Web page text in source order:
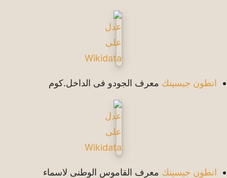
انطون جيسينك معرف الجودو فى الداخل.كوم
انطون جيسينك معرف القاموس الوطنى لاسماء